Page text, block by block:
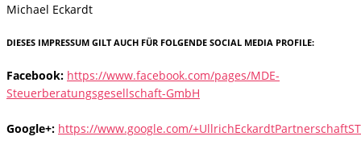
Michael Eckardt
DIESES IMPRESSUM GILT AUCH FÜR FOLGENDE SOCIAL MEDIA PROFILE:
Facebook: https://www.facebook.com/pages/MDE-
Steuerberatungsgesellschaft-GmbH
Google+: https://www.google.com/